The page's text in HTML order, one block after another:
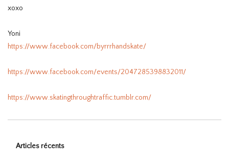
xoxo
Yoni
https://www.facebook.com/byrrrhandskate/
https://www.facebook.com/events/2047285398832011/
https://www.skatingthroughtraffic.tumblr.com/
Articles récents